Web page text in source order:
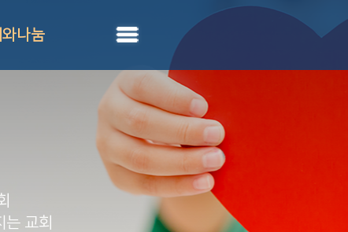
나눔
교회